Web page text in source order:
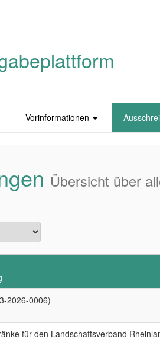
Vorinformationen
Übersicht über
2026-0006)
für den Landschaftsverband